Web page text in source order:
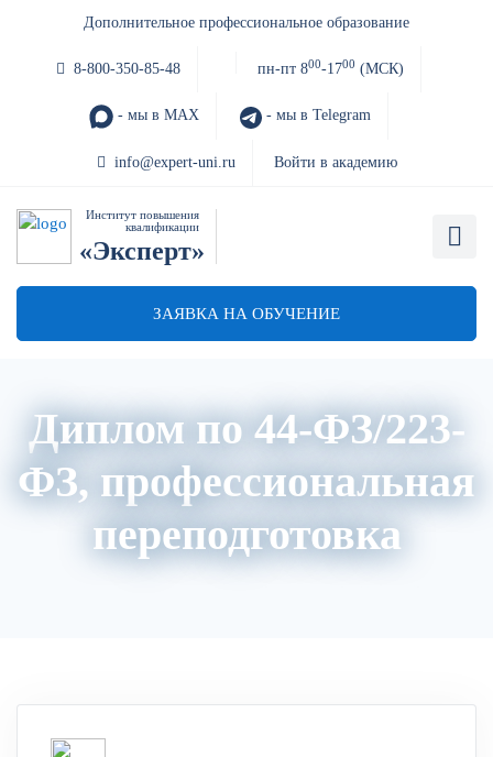
Дополнительное профессиональное образование
8-800-350-85-48 пн-пт 800-1700 (МСК)
- мы в MAX - мы в Telegram
info@expert-uni.ru Войти в академию
Институт повышения
квалификации
«Эксперт»
ЗАЯВКА НА ОБУЧЕНИЕ
Диплом по 44-ФЗ/223-
ФЗ, профессиональная
переподготовка